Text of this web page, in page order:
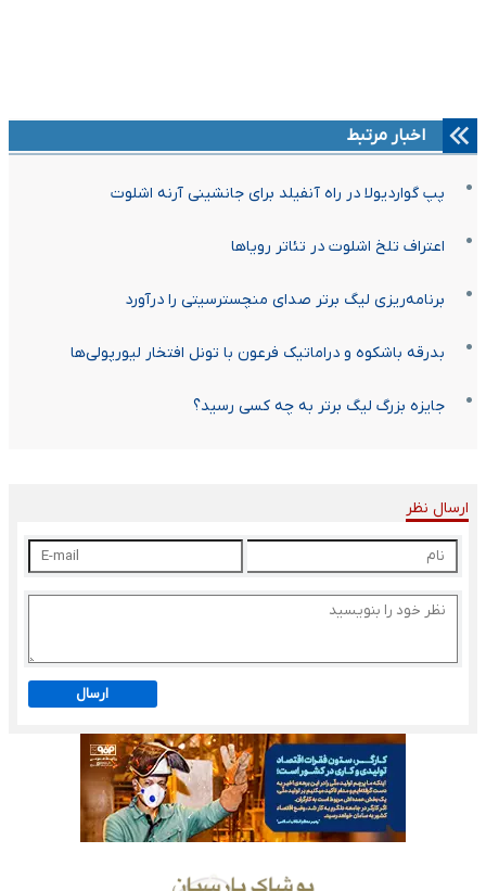
اخبار مرتبط
پپ گواردیولا در راه آنفیلد برای جانشینی آرنه اشلوت
اعتراف تلخ اشلوت در تئاتر رویاها
برنامه‌ریزی لیگ برتر صدای منچسترسیتی را درآورد
بدرقه باشکوه و دراماتیک فرعون با تونل افتخار لیورپولی‌ها
جایزه بزرگ لیگ برتر به چه کسی رسید؟
ارسال نظر
ارسال